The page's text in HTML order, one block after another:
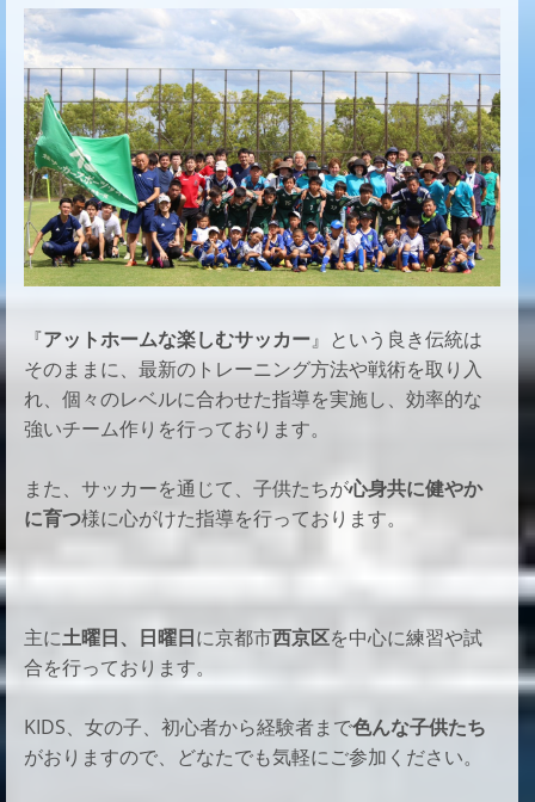
『アットホームな楽しむサッカー』という良き伝統は
そのままに、 最新のトレーニング方法や戦術を取り入
れ、 個々のレベルに合わせた指導を実施し、 効率的な
強いチーム作りを行っております。
また、サッカーを通じて、子供たちが心身共に健やか
に育つ様に心がけた指導を行っております。
主に土曜日、日曜日に京都市西京区を中心に練習や試
合を行っております。
KIDS、女の子、初心者から経験者まで色んな子供たち
がおりますので、 どなたでも気軽にご参加ください。